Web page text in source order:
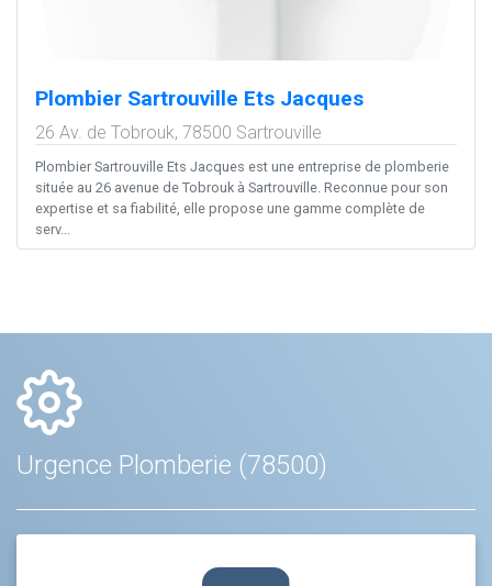
Plombier Sartrouville Ets Jacques
26 Av. de Tobrouk, 78500 Sartrouville
Plombier Sartrouville Ets Jacques est une entreprise de plomberie
située au 26 avenue de Tobrouk à Sartrouville. Reconnue pour son
expertise et sa fiabilité, elle propose une gamme complète de
serv...
Urgence Plomberie (78500)